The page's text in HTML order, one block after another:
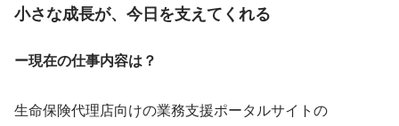
小さな成長が、今日を支えてくれる
ー現在の仕事内容は？
生命保険代理店向けの業務支援ポータルサイトの